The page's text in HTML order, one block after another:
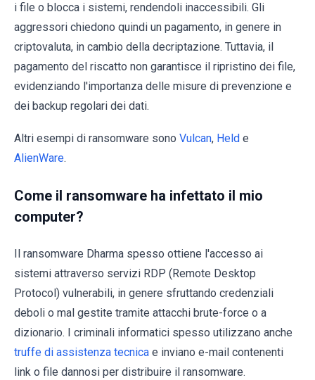
i file o blocca i sistemi, rendendoli inaccessibili. Gli
aggressori chiedono quindi un pagamento, in genere in
criptovaluta, in cambio della decriptazione. Tuttavia, il
pagamento del riscatto non garantisce il ripristino dei file,
evidenziando l'importanza delle misure di prevenzione e
dei backup regolari dei dati.
Altri esempi di ransomware sono Vulcan, Held e
AlienWare.
Come il ransomware ha infettato il mio
computer?
Il ransomware Dharma spesso ottiene l'accesso ai
sistemi attraverso servizi RDP (Remote Desktop
Protocol) vulnerabili, in genere sfruttando credenziali
deboli o mal gestite tramite attacchi brute-force o a
dizionario. I criminali informatici spesso utilizzano anche
truffe di assistenza tecnica e inviano e-mail contenenti
link o file dannosi per distribuire il ransomware.